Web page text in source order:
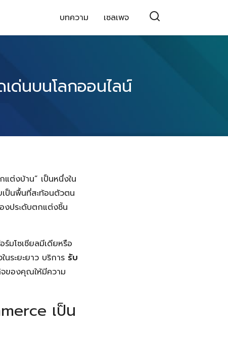
บทความ เซลเพจ
ด่นบนโลกออนไลน์
ต่งบ้าน” เป็นหนึ่งใน
ป็นพื้นที่สะท้อนตัวตน
งประดับตกแต่งชิ้น
มโซเชียลมีเดียหรือ
ระยะยาว บริการ รับ
ของคุณให้มีความ
เป็น